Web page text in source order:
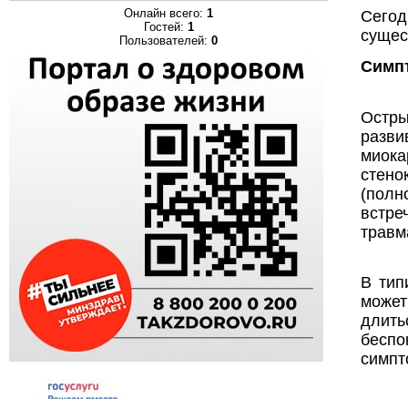
Онлайн всего: 1
Гостей: 1
Пользователей: 0
В